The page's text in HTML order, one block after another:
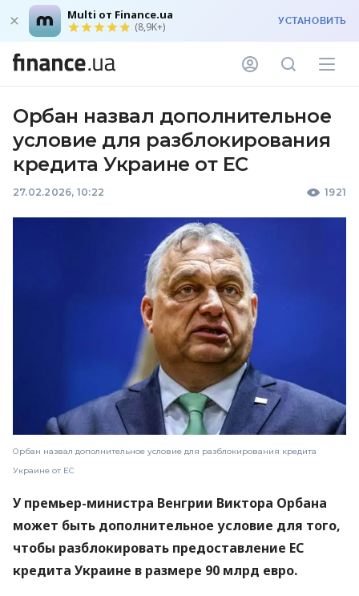
Multi от Finance.ua
(8,9K+) УСТАНОВИТЬ
Орбан назвал дополнительное
условие для разблокирования
кредита Украине от ЕС
27.02.2026, 10:22 1921
Орбан назвал дополнительное условие для разблокирования кредита
Украине от ЕС
У премьер-министра Венгрии Виктора Орбана
может быть дополнительное условие для того,
чтобы разблокировать предоставление ЕС
кредита Украине в размере 90 млрд евро.